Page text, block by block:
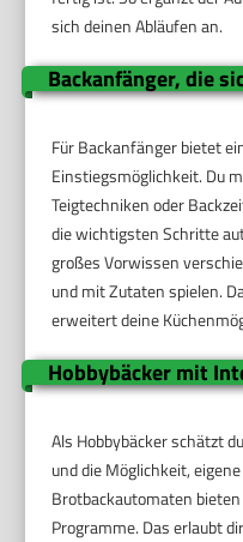
sich deinen Abläufen an.
Backanfänger, die
Für Backanfänger bietet
Einstiegsmöglichkeit. Du
Teigtechniken oder
die wichtigsten Schritte
großes Vorwissen
und mit Zutaten spielen.
erweitert deine
Hobbybäcker mit
Als Hobbybäcker schätzt
und die Möglichkeit,
Brotbackautomaten
Programme. Das erlaubt